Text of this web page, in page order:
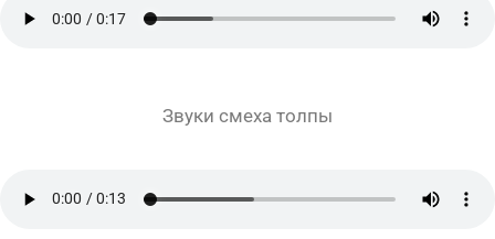
Звуки смеха толпы